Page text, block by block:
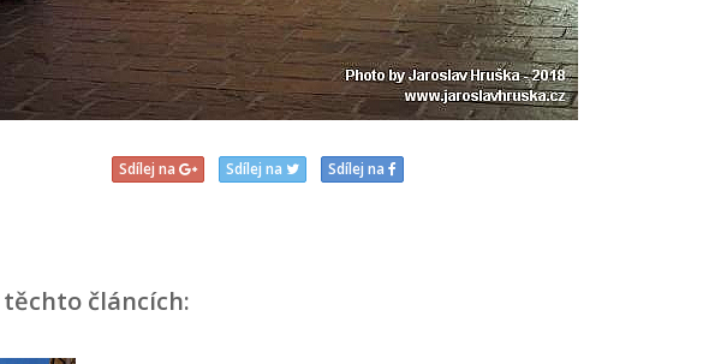
Sdílej na Sdílej na Sdílej na
článcích: